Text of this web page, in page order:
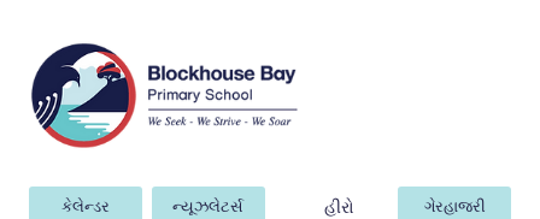
કેલેન્ડર ન્યૂઝલેટર્સ હીરો ગેરહાજરી